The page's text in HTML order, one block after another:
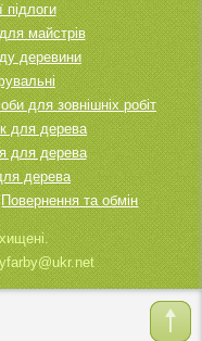
підлоги
майстрів
деревини
для зовнішніх робіт
для дерева
для дерева
дерева
Повернення та обмін